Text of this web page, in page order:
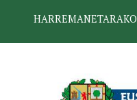
HARREMANETARAKO